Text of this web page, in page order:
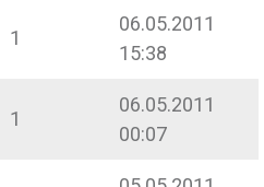
1
06.05.2011
15:38
1
06.05.2011
00:07